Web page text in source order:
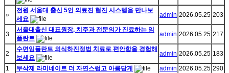
»
전원 서울대 출신 5인 의료진 협진 시스템을 만나보
세요
admin 2026.05.25 203
3
서울대출신 대표원장, 치주과 전문의가 진료하는 임
플란트
admin 2026.05.25 217
2
수면임플란트 의식하진정법 치료로 편안함을 경험해
보세요
admin 2026.05.25 183
1 무삭제 라미네이트 더 자연스럽고 아름답게 admin 2026.05.25 290